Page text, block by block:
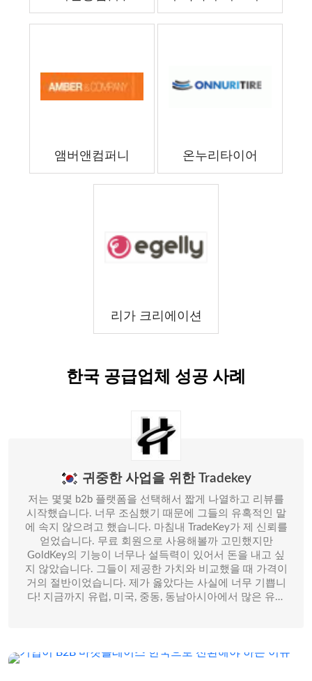
앰버앤컴퍼니 온누리타이어
리가 크리에이션
한국 공급업체 성공 사례
귀중한 사업을 위한 Tradekey
저는 몇몇 b2b 플랫폼을 선택해서 짧게 나열하고 리뷰를
시작했습니다. 너무 조심했기 때문에 그들의 유혹적인 말
에 속지 않으려고 했습니다. 마침내 TradeKey가 제 신뢰를
얻었습니다. 무료 회원으로 사용해볼까 고민했지만
GoldKey의 기능이 너무나 설득력이 있어서 돈을 내고 싶
지 않았습니다. 그들이 제공한 가치와 비교했을 때 가격이
거의 절반이었습니다. 제가 옳았다는 사실에 너무 기쁩니
다! 지금까지 유럽, 미국, 중동, 동남아시아에서 많은 유익
격, 빠른 배송 시간, 좋은 애프터 서비스 덕분에 고객으로부